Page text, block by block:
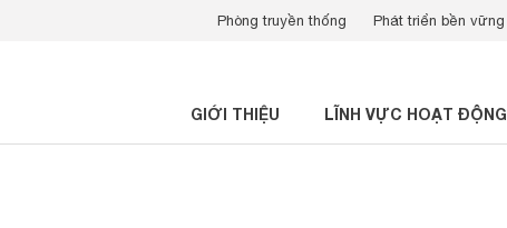
Phòng truyền thống Phát triển bền vững
GIỚI THIỆU LĨNH VỰC HOẠT ĐỘNG